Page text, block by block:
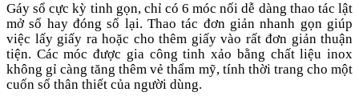
Gáy sổ cực kỳ tinh gọn, chỉ có 6 móc nối dễ dàng thao tác lật
mở sổ hay đóng sổ lại. Thao tác đơn giản nhanh gọn giúp
việc lấy giấy ra hoặc cho thêm giấy vào rất đơn giản thuận
tiện. Các móc được gia công tinh xảo bằng chất liệu inox
không gỉ càng tăng thêm vẻ thẩm mỹ, tính thời trang cho một
cuốn sổ thân thiết của người dùng.